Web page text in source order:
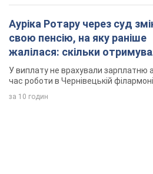
Ауріка Ротару через суд
свою пенсію, на яку раніше
жалілася: скільки
співачка
У виплату не врахували зарплатню
час роботи в Чернівецькій
за 10 годин